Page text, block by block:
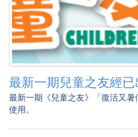
最新一期兒童之友經已
最新一期《兒童之友》「復活又
使用。